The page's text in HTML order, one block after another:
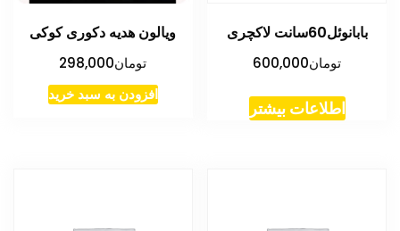
بابانوئل60سانت لاکچری
تومان600,000
اطلاعات بیشتر
ویالون هدیه دکوری کوکی
تومان298,000
افزودن به سبد خرید